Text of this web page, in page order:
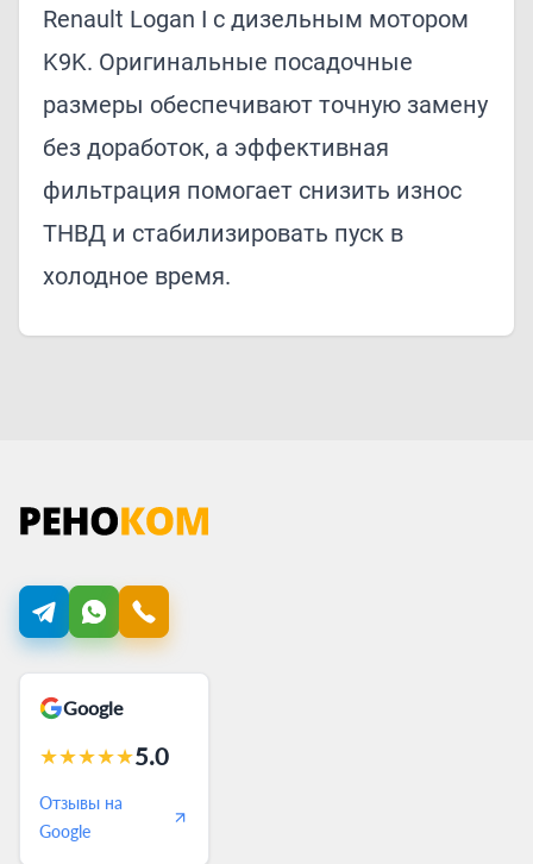
Renault Logan I с дизельным мотором
K9K. Оригинальные посадочные
размеры обеспечивают точную замену
без доработок, а эффективная
фильтрация помогает снизить износ
ТНВД и стабилизировать пуск в
холодное время.
Google
★★★★★5.0
Отзывы на
Google